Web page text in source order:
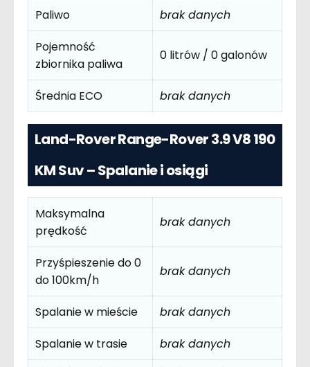
Paliwo
brak danych
Pojemność
zbiornika paliwa
0 litrów / 0 galonów
Średnia ECO brak danych
Land-Rover Range-Rover 3.9 V8 190
KM Suv – Spalanie i osiągi
Maksymalna
prędkość
brak danych
Przyśpieszenie do 0
do 100km/h
brak danych
Spalanie w mieście
brak danych
Spalanie w trasie
brak danych